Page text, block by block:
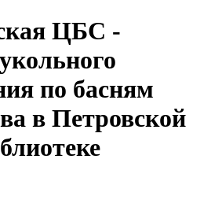
ЦБС -
по басням
в Петровской